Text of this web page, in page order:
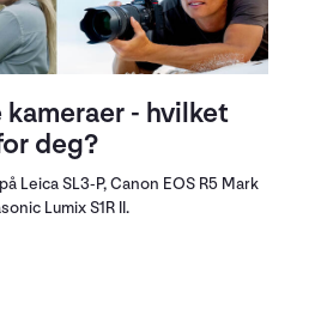
- hvilket
deg?
Leica SL3-P, Canon EOS R5 Mark
Lumix S1R II.